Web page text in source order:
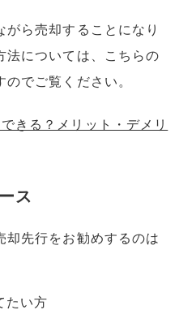
ら売却することになり
法については、こちらの
でご覧ください。
きる？メリット・デメリ
ス
却先行をお勧めするのは
たい方